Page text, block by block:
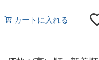
カートに入れる